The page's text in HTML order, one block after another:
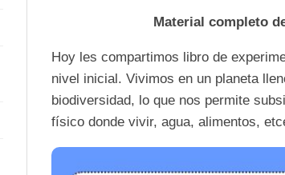
Material completo
Hoy les compartimos libro de
nivel inicial. Vivimos en un planeta
biodiversidad, lo que nos permite
físico donde vivir, agua, alimentos,